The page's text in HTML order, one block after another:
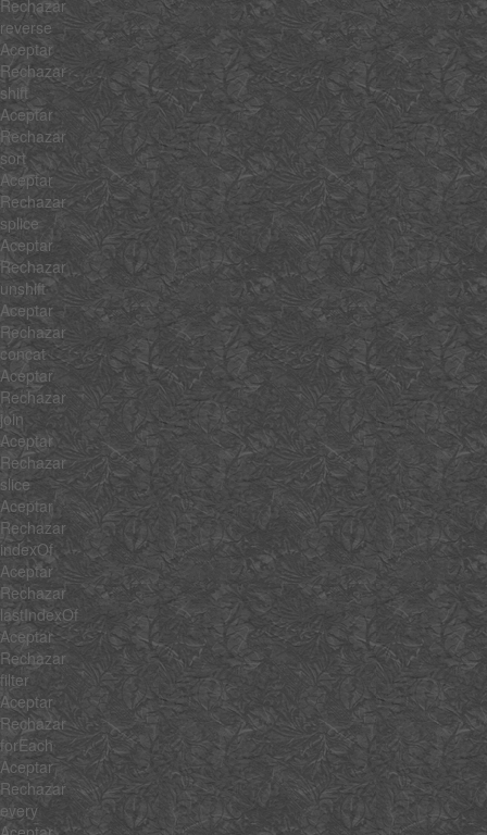
Rechazar
reverse
Aceptar
Rechazar
shift
Aceptar
Rechazar
sort
Aceptar
Rechazar
splice
Aceptar
Rechazar
unshift
Aceptar
Rechazar
concat
Aceptar
Rechazar
join
Aceptar
Rechazar
slice
Aceptar
Rechazar
indexOf
Aceptar
Rechazar
lastIndexOf
Aceptar
Rechazar
filter
Aceptar
Rechazar
forEach
Aceptar
Rechazar
every